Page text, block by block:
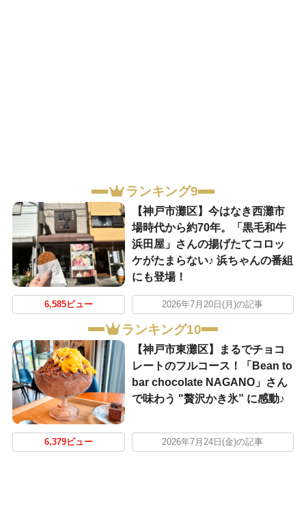
ランキング9
【神戸市灘区】今はなき西灘市
場時代から約70年。「黒毛和牛
浜田屋」さんの揚げたてコロッ
ケがたまらない♪ 浜ちゃんの番組
にも登場！
6,585ビュー 2026年7月20日(月)の記事
ランキング10
【神戸市東灘区】まるでチョコ
レートのフルコース！「Bean to
bar chocolate NAGANO」さん
で味わう "贅沢かき氷” に感動♪
6,379ビュー 2026年7月24日(金)の記事